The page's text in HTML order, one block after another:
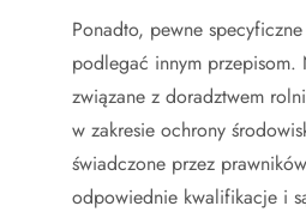
Ponadto, pewne
podlegać innym przepisom.
związane z doradztwem
w zakresie ochrony
świadczone przez
odpowiednie kwalifikacje i